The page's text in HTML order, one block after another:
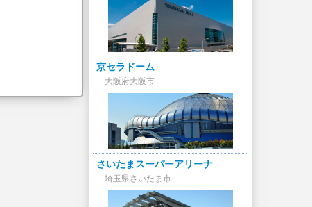
京セラドーム
大阪府大阪市
さいたまスーパーアリーナ
埼玉県さいたま市